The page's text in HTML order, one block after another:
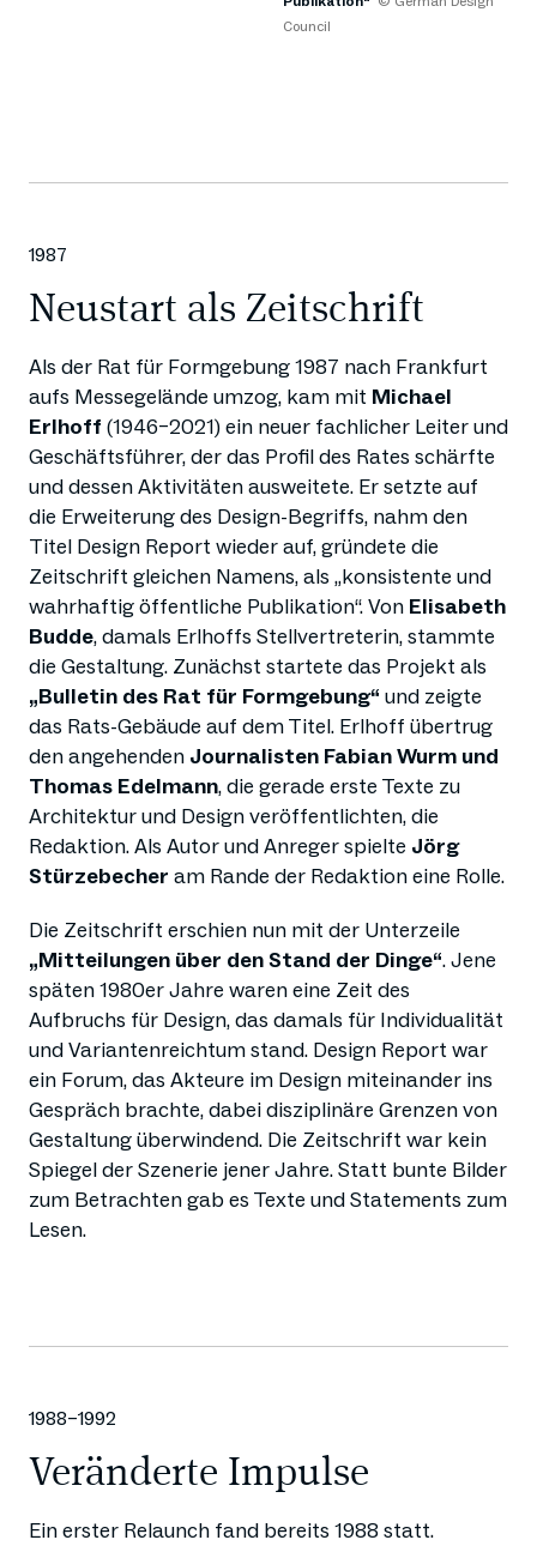
Council
1987
Neustart als Zeitschrift
Als der Rat für Formgebung 1987 nach Frankfurt
aufs Messegelände umzog, kam mit Michael
Erlhoff (1946–2021) ein neuer fachlicher Leiter und
Geschäftsführer, der das Profil des Rates schärfte
und dessen Aktivitäten ausweitete. Er setzte auf
die Erweiterung des Design-Begriffs, nahm den
Titel Design Report wieder auf, gründete die
Zeitschrift gleichen Namens, als „konsistente und
wahrhaftig öffentliche Publikation“. Von Elisabeth
Budde, damals Erlhoffs Stellvertreterin, stammte
die Gestaltung. Zunächst startete das Projekt als
„Bulletin des Rat für Formgebung“ und zeigte
das Rats-Gebäude auf dem Titel. Erlhoff übertrug
den angehenden Journalisten Fabian Wurm und
Thomas Edelmann, die gerade erste Texte zu
Architektur und Design veröffentlichten, die
Redaktion. Als Autor und Anreger spielte Jörg
Stürzebecher am Rande der Redaktion eine Rolle.
Die Zeitschrift erschien nun mit der Unterzeile
„Mitteilungen über den Stand der Dinge“. Jene
späten 1980er Jahre waren eine Zeit des
Aufbruchs für Design, das damals für Individualität
und Variantenreichtum stand. Design Report war
ein Forum, das Akteure im Design miteinander ins
Gespräch brachte, dabei disziplinäre Grenzen von
Gestaltung überwindend. Die Zeitschrift war kein
Spiegel der Szenerie jener Jahre. Statt bunte Bilder
zum Betrachten gab es Texte und Statements zum
Lesen.
1988–1992
Veränderte Impulse
Ein erster Relaunch fand bereits 1988 statt.